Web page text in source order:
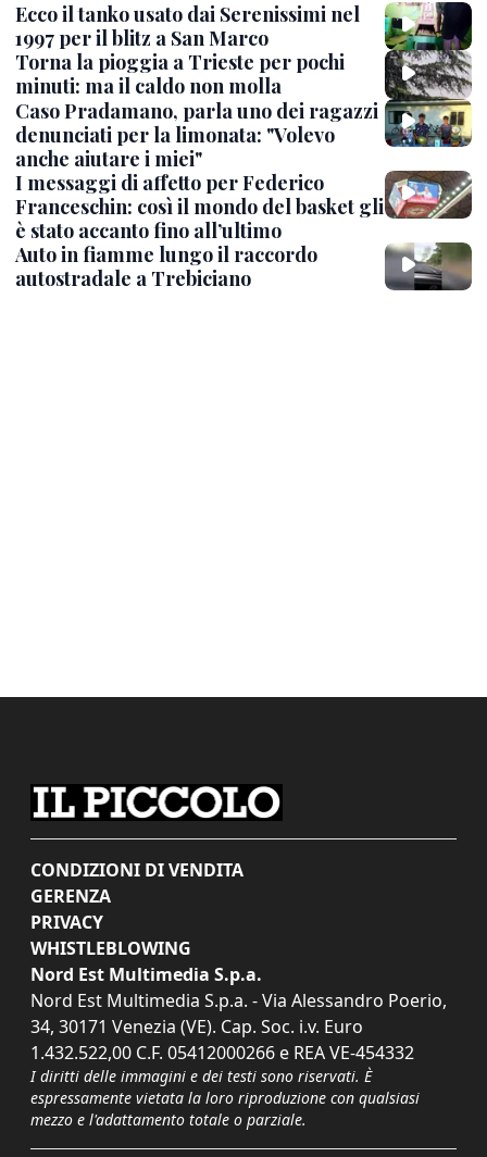
Ecco il tanko usato dai Serenissimi nel
1997 per il blitz a San Marco
Torna la pioggia a Trieste per pochi
minuti: ma il caldo non molla
Caso Pradamano, parla uno dei ragazzi
denunciati per la limonata: "Volevo
anche aiutare i miei"
I messaggi di affetto per Federico
Franceschin: così il mondo del basket gli
è stato accanto fino all’ultimo
Auto in fiamme lungo il raccordo
autostradale a Trebiciano
CONDIZIONI DI VENDITA
GERENZA
PRIVACY
WHISTLEBLOWING
Nord Est Multimedia S.p.a.
Nord Est Multimedia S.p.a. - Via Alessandro Poerio,
34, 30171 Venezia (VE). Cap. Soc. i.v. Euro
1.432.522,00 C.F. 05412000266 e REA VE-454332
I diritti delle immagini e dei testi sono riservati. È
espressamente vietata la loro riproduzione con qualsiasi
mezzo e l'adattamento totale o parziale.